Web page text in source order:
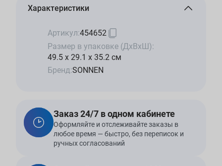
Характеристики
Артикул:454652
Размер в упаковке (ДхВхШ):
49.5 x 29.1 x 35.2 см
Бренд:SONNEN
Заказ 24/7 в одном кабинете
Оформляйте и отслеживайте заказы в
любое время — быстро, без переписок и
ручных согласований